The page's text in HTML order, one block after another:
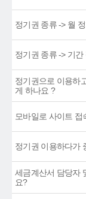
정기권 종류 -> 월
정기권 종류 -> 기
정기권으로 이용하
게 하나요 ?
모바일로 사이트 접
정기권 이용하다가
세금계산서 담당자
요?